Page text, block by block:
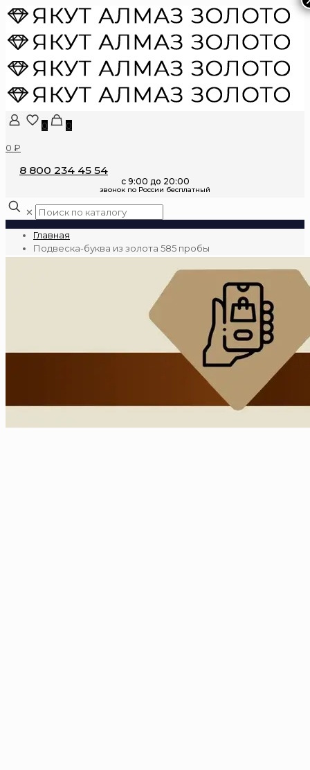
0
0
0 ₽
8 800 234 45 54
✕
Главная
Подвеска-буква из золота 585 пробы